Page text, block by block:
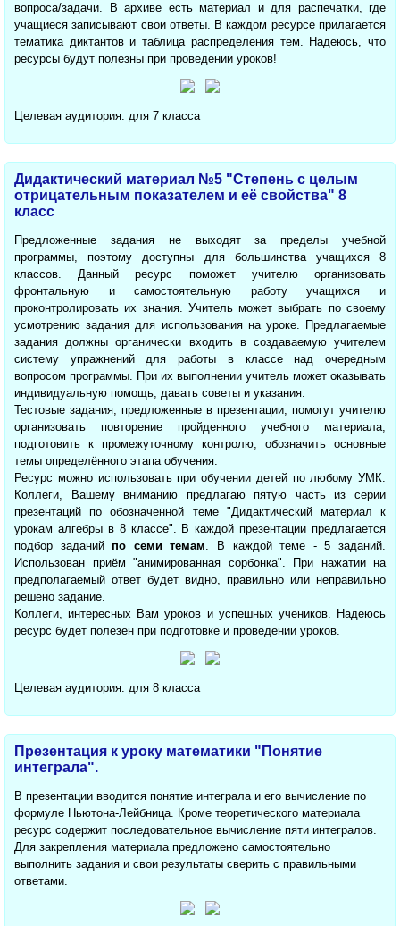
вопроса/задачи. В архиве есть материал и для распечатки, где
учащиеся записывают свои ответы. В каждом ресурсе прилагается
тематика диктантов и таблица распределения тем. Надеюсь, что
ресурсы будут полезны при проведении уроков!
Целевая аудитория: для 7 класса
Дидактический материал №5 "Степень с целым
отрицательным показателем и её свойства" 8
класс
Предложенные задания не выходят за пределы учебной
программы, поэтому доступны для большинства учащихся 8
классов. Данный ресурс поможет учителю организовать
фронтальную и самостоятельную работу учащихся и
проконтролировать их знания. Учитель может выбрать по своему
усмотрению задания для использования на уроке. Предлагаемые
задания должны органически входить в создаваемую учителем
систему упражнений для работы в классе над очередным
вопросом программы. При их выполнении учитель может оказывать
индивидуальную помощь, давать советы и указания.
Тестовые задания, предложенные в презентации, помогут учителю
организовать повторение пройденного учебного материала;
подготовить к промежуточному контролю; обозначить основные
темы определённого этапа обучения.
Ресурс можно использовать при обучении детей по любому УМК.
Коллеги, Вашему вниманию предлагаю пятую часть из серии
презентаций по обозначенной теме "Дидактический материал к
урокам алгебры в 8 классе". В каждой презентации предлагается
подбор заданийпо семи темам. В каждой теме - 5 заданий.
Использован приём "анимированная сорбонка". При нажатии на
предполагаемый ответ будет видно, правильно или неправильно
решено задание.
Коллеги, интересных Вам уроков и успешных учеников. Надеюсь
ресурс будет полезен при подготовке и проведении уроков.
Целевая аудитория: для 8 класса
Презентация к уроку математики "Понятие
интеграла".
В презентации вводится понятие интеграла и его вычисление по
формуле Ньютона-Лейбница. Кроме теоретического материала
ресурс содержит последовательное вычисление пяти интегралов.
Для закрепления материала предложено самостоятельно
выполнить задания и свои результаты сверить с правильными
ответами.